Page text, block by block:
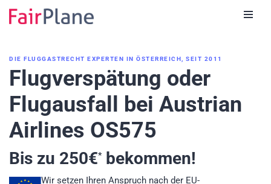
DIE FLUGGASTRECHT EXPERTEN IN ÖSTERREICH, SEIT 2011
Flugverspätung oder
Flugausfall bei Austrian
Airlines OS575
Bis zu 250€*bekommen!
Wir setzen Ihren Anspruch nach der EU-